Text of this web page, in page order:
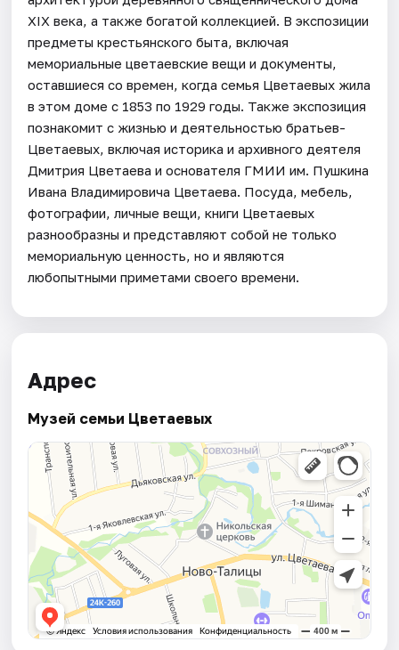
XIX века, а также богатой коллекцией. В экспозиции
предметы крестьянского быта, включая
мемориальные цветаевские вещи и документы,
оставшиеся со времен, когда семья Цветаевых жила
в этом доме с 1853 по 1929 годы. Также экспозиция
познакомит с жизнью и деятельностью братьев-
Цветаевых, включая историка и архивного деятеля
Дмитрия Цветаева и основателя ГМИИ им. Пушкина
Ивана Владимировича Цветаева. Посуда, мебель,
фотографии, личные вещи, книги Цветаевых
разнообразны и представляют собой не только
мемориальную ценность, но и являются
любопытными приметами своего времени.
Адрес
Музей семьи Цветаевых